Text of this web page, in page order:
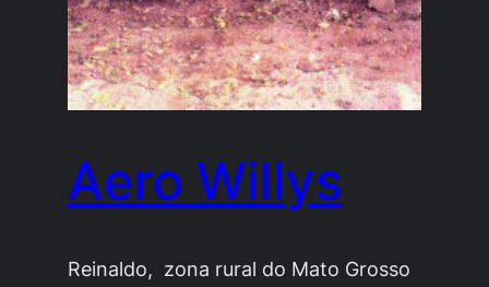
Aero Willys
Reinaldo, zona rural do Mato Grosso